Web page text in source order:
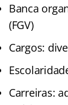
Banca
(FGV)
Cargos:
Carreiras: